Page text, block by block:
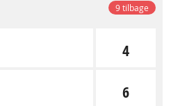
9 tilbage
4
6